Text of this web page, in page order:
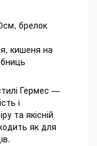
брелок
кишеня на
Гермес —
і
та якісній
як для